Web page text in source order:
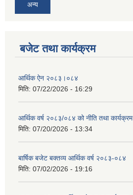
अन्य
बजेट तथा कार्यक्रम
आर्थिक ऐन २०८३।०८४
मिति: 07/22/2026 - 16:29
आर्थिक वर्ष २०८३/०८४ को नीति तथा कार्यक्रम
मिति: 07/20/2026 - 13:34
बार्षिक बजेट बक्तव्य आर्थिक वर्ष २०८३-०८४
मिति: 07/02/2026 - 19:16